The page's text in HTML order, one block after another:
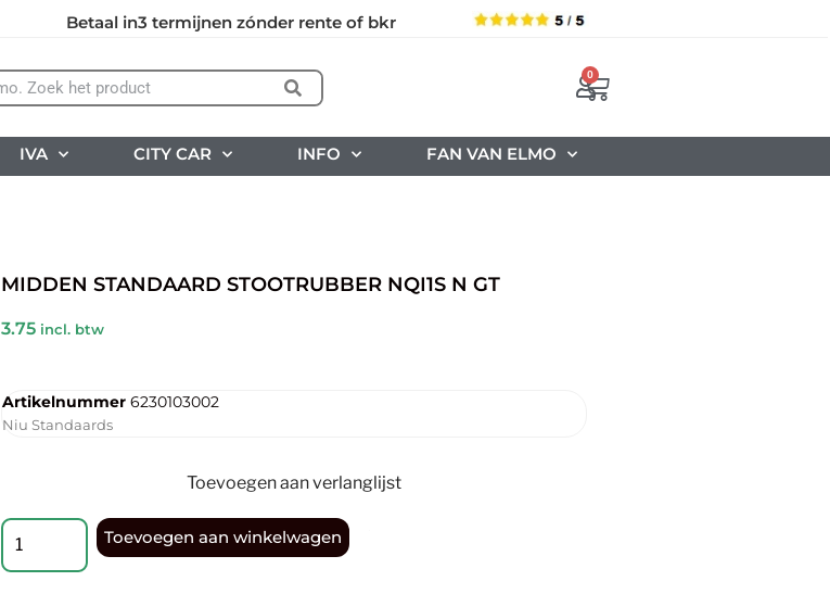
Betaal in3 termijnen zónder rente of bkr
0
IVA CITY CAR INFO FAN VAN ELMO
MIDDEN STANDAARD STOOTRUBBER NQI1S N GT
3.75 incl. btw
Artikelnummer 6230103002
Niu Standaards
Toevoegen aan verlanglijst
Toevoegen aan winkelwagen